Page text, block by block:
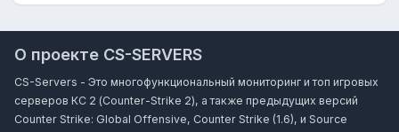
О проекте CS-SERVERS
CS-Servers - Это многофункциональный мониторинг и топ игровых
серверов КС 2 (Counter-Strike 2), а также предыдущих версий
Counter Strike: Global Offensive, Counter Strike (1.6), и Source